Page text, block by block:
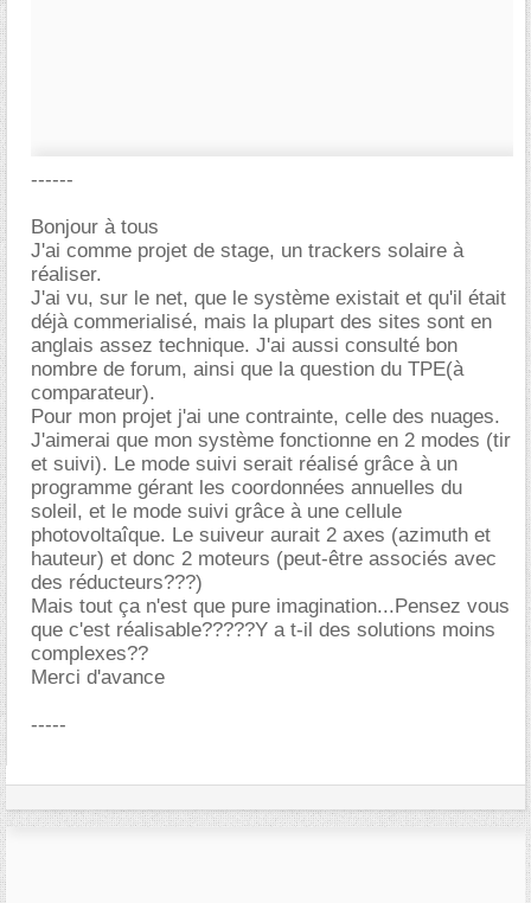
------
Bonjour à tous
J'ai comme projet de stage, un trackers solaire à
réaliser.
J'ai vu, sur le net, que le système existait et qu'il était
déjà commerialisé, mais la plupart des sites sont en
anglais assez technique. J'ai aussi consulté bon
nombre de forum, ainsi que la question du TPE(à
comparateur).
Pour mon projet j'ai une contrainte, celle des nuages.
J'aimerai que mon système fonctionne en 2 modes (tir
et suivi). Le mode suivi serait réalisé grâce à un
programme gérant les coordonnées annuelles du
soleil, et le mode suivi grâce à une cellule
photovoltaîque. Le suiveur aurait 2 axes (azimuth et
hauteur) et donc 2 moteurs (peut-être associés avec
des réducteurs???)
Mais tout ça n'est que pure imagination...Pensez vous
que c'est réalisable?????Y a t-il des solutions moins
complexes??
Merci d'avance
-----